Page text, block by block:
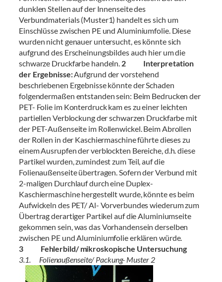
dunklen Stellen auf der Innenseite des
Verbundmaterials (Muster1) handelt es sich um
Einschlüsse zwischen PE und Aluminiumfolie. Diese
wurden nicht genauer untersucht, es könnte sich
aufgrund des Erscheinungsbildes auch hier um die
schwarze Druckfarbe handeln. 2 Interpretation
der Ergebnisse:Aufgrund der vorstehend
beschriebenen Ergebnisse könnte der Schaden
folgendermaßen entstanden sein: Beim Bedrucken der
PET- Folie im Konterdruck kam es zu einer leichten
partiellen Verblockung der schwarzen Druckfarbe mit
der PET-Außenseite im Rollenwickel. Beim Abrollen
der Rollen in der Kaschiermaschine führte dieses zu
einem Ausrupfen der verblockten Bereiche, d.h. diese
Partikel wurden, zumindest zum Teil, auf die
Folienaußenseite übertragen. Sofern der Verbund mit
2-maligen Durchlauf durch eine Duplex-
Kaschiermaschine hergestellt wurde, könnte es beim
Aufwickeln des PET/ Al- Vorverbundes wiederum zum
Übertrag derartiger Partikel auf die Aluminiumseite
gekommen sein, was das Vorhandensein derselben
zwischen PE und Aluminiumfolie erklären würde.
3 Fehlerbild/ mikroskopische Untersuchung
3.1. Folienaußenseite/ Packung- Muster 2